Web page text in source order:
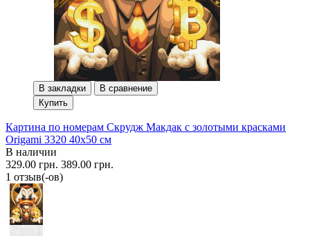
В закладки
В сравнение
Купить
Картина по номерам Скрудж Макдак с золотыми красками
Origami 3320 40x50 см
В наличии
329.00 грн. 389.00 грн.
1 отзыв(-ов)